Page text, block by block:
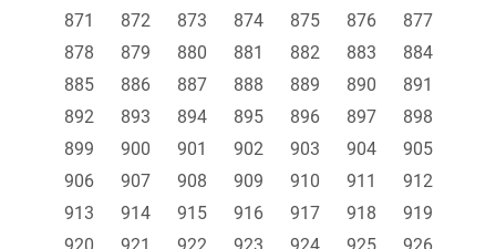
871
872 873 874 875 876
877
878
879 880 881 882 883
884
885
886 887 888 889 890
891
892
893 894 895 896 897
898
899
900 901 902 903 904
905
906
907 908 909 910 911
912
913
914 915 916 917 918
919